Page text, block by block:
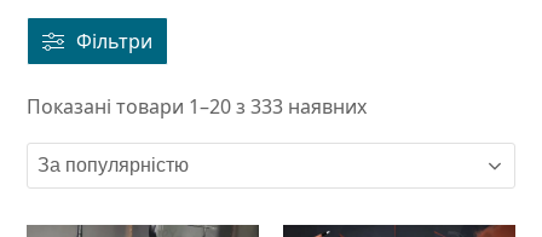
Фільтри
Показані товари 1–20 з 333 наявних